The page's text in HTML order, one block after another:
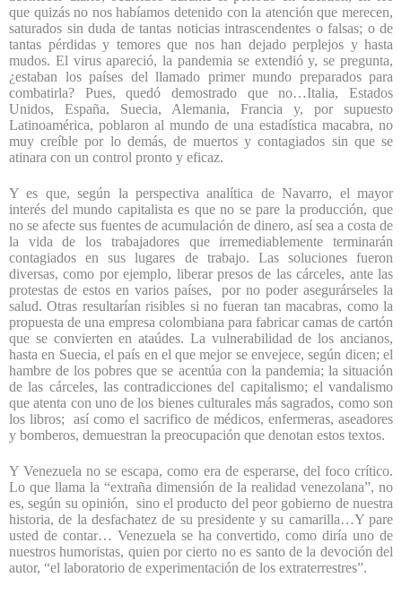
que quizás no nos habíamos detenido con la atención que merecen,
saturados sin duda de tantas noticias intrascendentes o falsas; o de
tantas pérdidas y temores que nos han dejado perplejos y hasta
mudos. El virus apareció, la pandemia se extendió y, se pregunta,
¿estaban los países del llamado primer mundo preparados para
combatirla? Pues, quedó demostrado que no…Italia, Estados
Unidos, España, Suecia, Alemania, Francia y, por supuesto
Latinoamérica, poblaron al mundo de una estadística macabra, no
muy creíble por lo demás, de muertos y contagiados sin que se
atinara con un control pronto y eficaz.
Y es que, según la perspectiva analítica de Navarro, el mayor
interés del mundo capitalista es que no se pare la producción, que
no se afecte sus fuentes de acumulación de dinero, así sea a costa de
la vida de los trabajadores que irremediablemente terminarán
contagiados en sus lugares de trabajo. Las soluciones fueron
diversas, como por ejemplo, liberar presos de las cárceles, ante las
protestas de estos en varios países, por no poder asegurárseles la
salud. Otras resultarían risibles si no fueran tan macabras, como la
propuesta de una empresa colombiana para fabricar camas de cartón
que se convierten en ataúdes. La vulnerabilidad de los ancianos,
hasta en Suecia, el país en el que mejor se envejece, según dicen; el
hambre de los pobres que se acentúa con la pandemia; la situación
de las cárceles, las contradicciones del capitalismo; el vandalismo
que atenta con uno de los bienes culturales más sagrados, como son
los libros; así como el sacrifico de médicos, enfermeras, aseadores
y bomberos, demuestran la preocupación que denotan estos textos.
Y Venezuela no se escapa, como era de esperarse, del foco crítico.
Lo que llama la “extraña dimensión de la realidad venezolana”, no
es, según su opinión, sino el producto del peor gobierno de nuestra
historia, de la desfachatez de su presidente y su camarilla…Y pare
usted de contar… Venezuela se ha convertido, como diría uno de
nuestros humoristas, quien por cierto no es santo de la devoción del
autor, “el laboratorio de experimentación de los extraterrestres”.